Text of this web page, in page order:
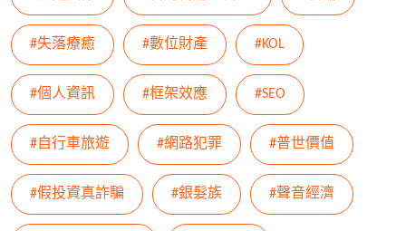
#失落療癒 #數位財產 #KOL
#個人資訊 #框架效應 #SEO
#自行車旅遊 #網路犯罪 #普世價值
#假投資真詐騙 #銀髮族 #聲音經濟